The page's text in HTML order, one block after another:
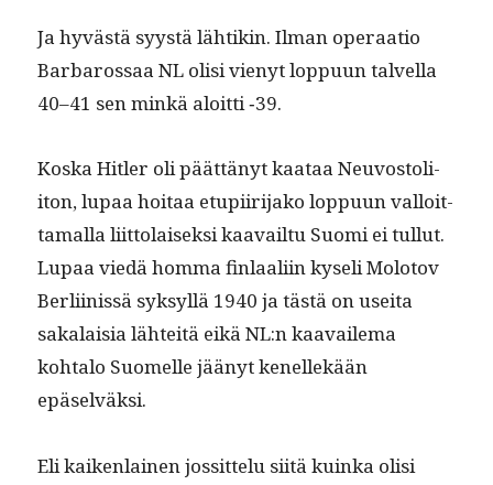
Ja hyvästä syys­tä lähtikin. Ilman oper­aa­tio
Bar­barossaa NL olisi vienyt lop­pu­un talvel­la
40–41 sen minkä aloit­ti ‑39.
Kos­ka Hitler oli päät­tänyt kaataa Neu­vos­toli­
iton, lupaa hoitaa etupi­ir­i­jako lop­pu­un val­loit­
ta­mal­la liit­to­laisek­si kaavail­tu Suo­mi ei tul­lut.
Lupaa viedä hom­ma fin­laali­in kyseli Molo­tov
Berli­inis­sä syksyl­lä 1940 ja tästä on usei­ta
sakalaisia lähteitä eikä NL:n kaavaile­ma
kohta­lo Suomelle jäänyt kenellekään
epäselväksi.
Eli kaiken­lainen jos­sit­telu siitä kuin­ka olisi